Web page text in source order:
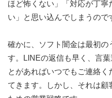
ほど怖くない」「対応が丁
い」と思い込んでしまうので
確かに、ソフト闇金は最初の
す。LINEの返信も早く、言
とがあればいつでもご連絡
てきます。しかし、それは